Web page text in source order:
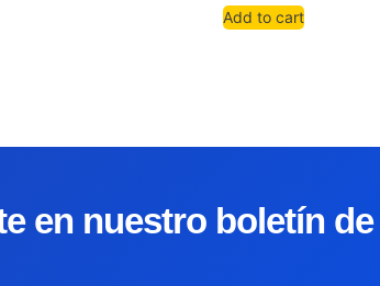
Add to cart
en nuestro boletín